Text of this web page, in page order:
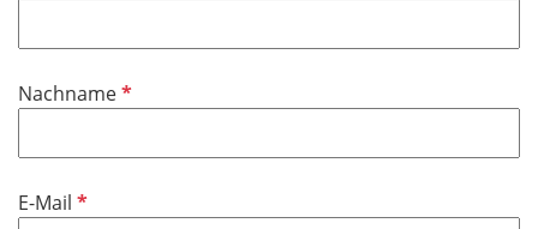
c
t
e
NachnameP
E-Mail P